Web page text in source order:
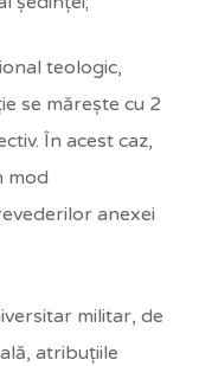
teologic,
se măreşte cu 2
În acest caz,
mod
anexei
militar, de
atribuţiile